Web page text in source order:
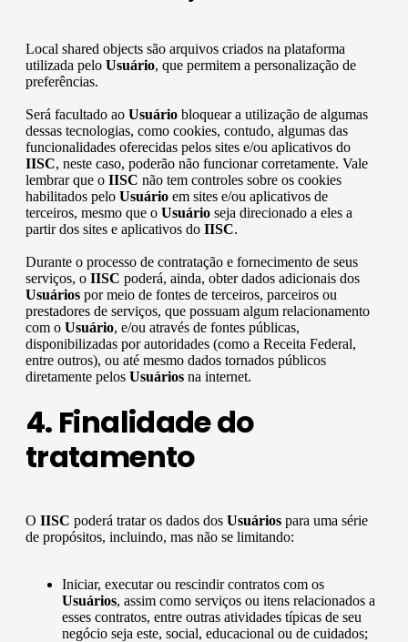
Local shared objects são arquivos criados na plataforma
utilizada pelo Usuário, que permitem a personalização de
preferências.
Será facultado ao Usuário bloquear a utilização de algumas
dessas tecnologias, como cookies, contudo, algumas das
funcionalidades oferecidas pelos sites e/ou aplicativos do
IISC, neste caso, poderão não funcionar corretamente. Vale
lembrar que o IISC não tem controles sobre os cookies
habilitados pelo Usuário em sites e/ou aplicativos de
terceiros, mesmo que o Usuário seja direcionado a eles a
partir dos sites e aplicativos do IISC.
Durante o processo de contratação e fornecimento de seus
serviços, o IISC poderá, ainda, obter dados adicionais dos
Usuários por meio de fontes de terceiros, parceiros ou
prestadores de serviços, que possuam algum relacionamento
com o Usuário, e/ou através de fontes públicas,
disponibilizadas por autoridades (como a Receita Federal,
entre outros), ou até mesmo dados tornados públicos
diretamente pelos Usuários na internet.
4. Finalidade do
tratamento
O IISC poderá tratar os dados dos Usuários para uma série
de propósitos, incluindo, mas não se limitando:
Iniciar, executar ou rescindir contratos com os
Usuários, assim como serviços ou itens relacionados a
esses contratos, entre outras atividades típicas de seu
negócio seja este, social, educacional ou de cuidados;